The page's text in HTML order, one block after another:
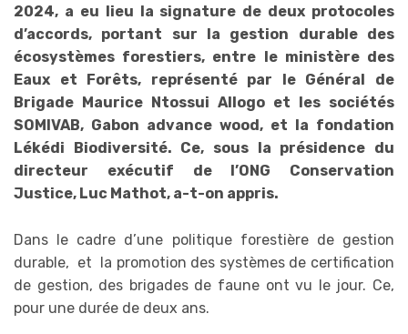
2024, a eu lieu la signature de deux protocoles
d’accords, portant sur la gestion durable des
écosystèmes forestiers, entre le ministère des
Eaux et Forêts, représenté par le Général de
Brigade Maurice Ntossui Allogo et les sociétés
SOMIVAB, Gabon advance wood, et la fondation
Lékédi Biodiversité. Ce, sous la présidence du
directeur exécutif de l’ONG Conservation
Justice, Luc Mathot, a-t-on appris.
Dans le cadre d’une politique forestière de gestion
durable, et la promotion des systèmes de certification
de gestion, des brigades de faune ont vu le jour. Ce,
pour une durée de deux ans.